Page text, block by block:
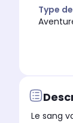
Type
Le sang